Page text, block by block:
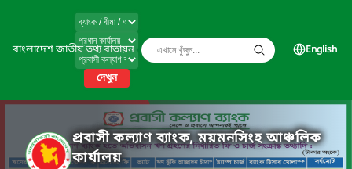
বাংলাদেশ জাতীয় তথ্য বাতায়ন
দেখুন
English
প্রবাসী কল্যাণ ব্যাংক, ময়মনসিংহ আঞ্চলিক
কার্যালয়